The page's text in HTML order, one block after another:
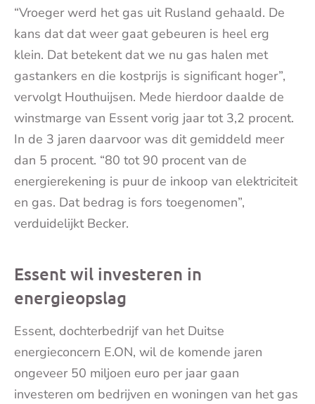
“Vroeger werd het gas uit Rusland gehaald. De
kans dat dat weer gaat gebeuren is heel erg
klein. Dat betekent dat we nu gas halen met
gastankers en die kostprijs is significant hoger”,
vervolgt Houthuijsen. Mede hierdoor daalde de
winstmarge van Essent vorig jaar tot 3,2 procent.
In de 3 jaren daarvoor was dit gemiddeld meer
dan 5 procent. “80 tot 90 procent van de
energierekening is puur de inkoop van elektriciteit
en gas. Dat bedrag is fors toegenomen”,
verduidelijkt Becker.
Essent wil investeren in
energieopslag
Essent, dochterbedrijf van het Duitse
energieconcern E.ON, wil de komende jaren
ongeveer 50 miljoen euro per jaar gaan
investeren om bedrijven en woningen van het gas